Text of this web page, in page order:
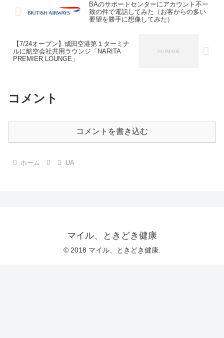
ールです！Chromeで...
レットの文字からすると、マイル
ボーナ...
BAのサポートセンターにアカウント不一
致の件で電話してみた（お客からの多い
要望を勝手に想像してみた）
【7/24オープン】成田空港第１ターミナ
ルに航空会社共用ラウンジ「NARITA
PREMIER LOUNGE」
コメント
コメントを書き込む
ホーム UA
マイル、ときどき健康
© 2018 マイル、ときどき健康.